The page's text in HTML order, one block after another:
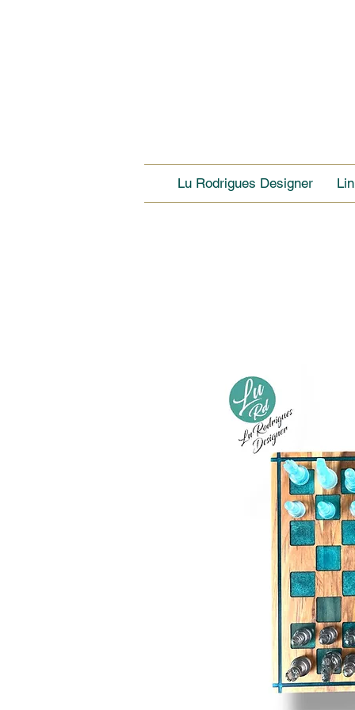
Lu Rodrigues Designer